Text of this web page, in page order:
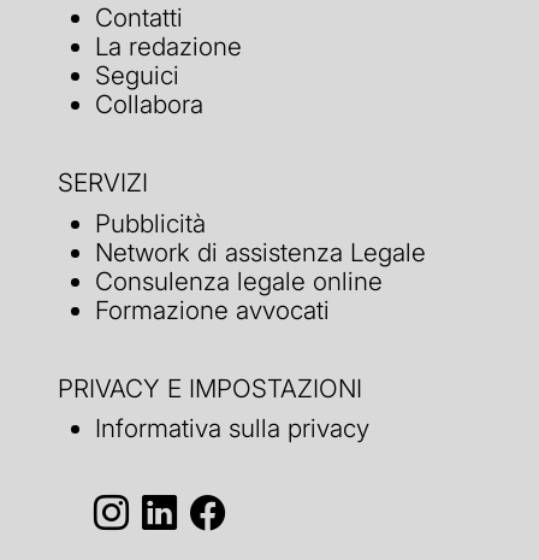
Contatti
La redazione
Seguici
Collabora
SERVIZI
Pubblicità
Network di assistenza Legale
Consulenza legale online
Formazione avvocati
PRIVACY E IMPOSTAZIONI
Informativa sulla privacy